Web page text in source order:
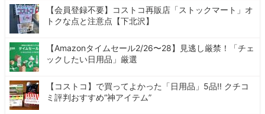
【会員登録不要】コストコ再販店「ストックマート」オ
トクな点と注意点【下北沢】
【Amazonタイムセール2/26〜28】見逃し厳禁！「チェ
ックしたい日用品」厳選
【コストコ】で買ってよかった「日用品」5品!! クチコ
ミ評判おすすめ“神アイテム”